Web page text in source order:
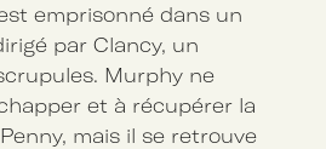
emprisonné dans un
par Clancy, un
Murphy ne
et à récupérer la
mais il se retrouve